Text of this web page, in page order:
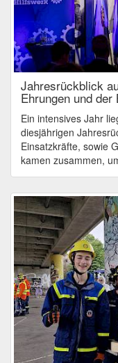
Jahresrückblick
Ehrungen und
Ein intensives Jahr
diesjährigen
Einsatzkräfte, sowie
kamen zusammen,